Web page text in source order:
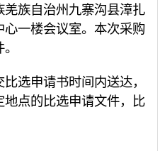
族自治州九寨沟县漳扎
一楼会议室。本次采购
选申请书时间内送达，
点的比选申请文件，比